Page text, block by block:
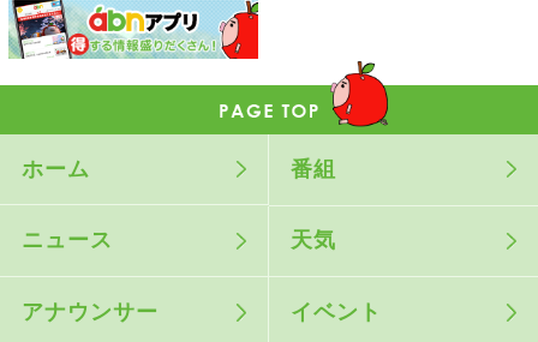
ホーム 番組
ニュース 天気
アナウンサー イベント